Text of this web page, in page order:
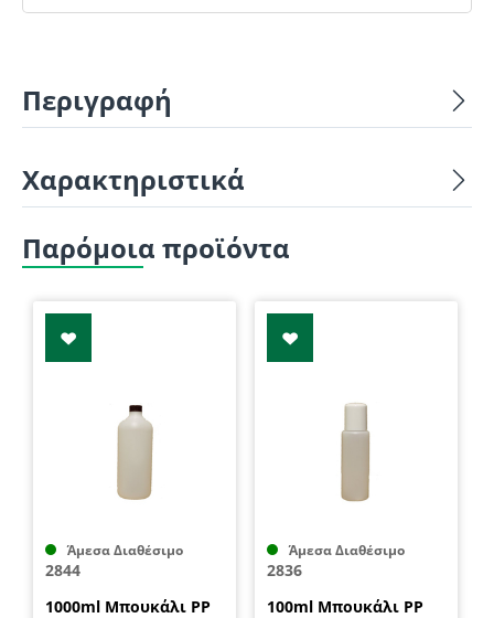
Περιγραφή
Χαρακτηριστικά
Παρόμοια προϊόντα
Άμεσα Διαθέσιμο
2844
1000ml Μπουκάλι PP
Άμεσα Διαθέσιμο
2836
100ml Μπουκάλι PP